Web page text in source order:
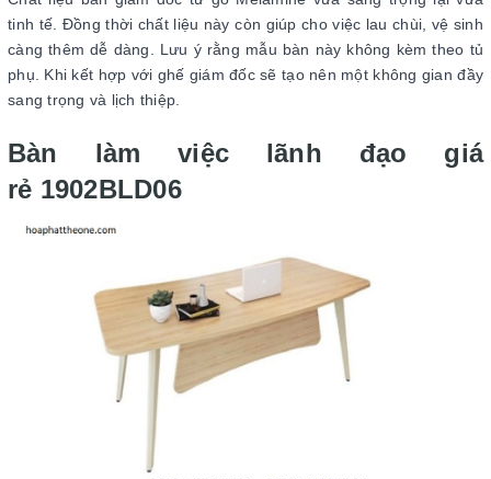
tinh tế. Đồng thời chất liệu này còn giúp cho việc lau chùi, vệ sinh
càng thêm dễ dàng. Lưu ý rằng mẫu bàn này không kèm theo tủ
phụ. Khi kết hợp với ghế giám đốc sẽ tạo nên một không gian đầy
sang trọng và lịch thiệp.
Bàn làm việc lãnh đạo giá
rẻ 1902BLD06